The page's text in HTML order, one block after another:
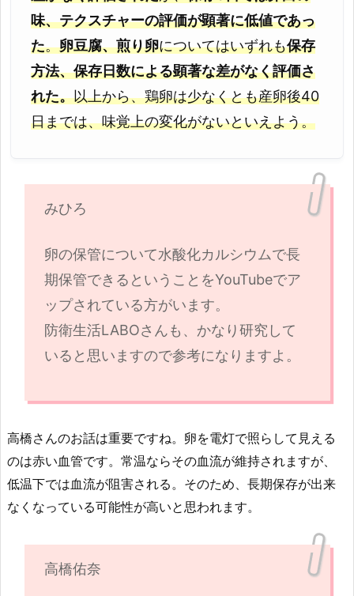
味、テクスチャーの評価が顕著に低値であっ
た。卵豆腐、煎り卵についてはいずれも保存
方法、保存日数による顕著な差がなく評価さ
れた。以上から、鶏卵は少なくとも産卵後40
日までは、味覚上の変化がないといえよう。
みひろ
卵の保管について水酸化カルシウムで長
期保管できるということをYouTubeでア
ップされている方がいます。
防衛生活LABOさんも、かなり研究して
いると思いますので参考になりますよ。
高橋さんのお話は重要ですね。卵を電灯で照らして見える
のは赤い血管です。常温ならその血流が維持されますが、
低温下では血流が阻害される。そのため、長期保存が出来
なくなっている可能性が高いと思われます。
高橋佑奈